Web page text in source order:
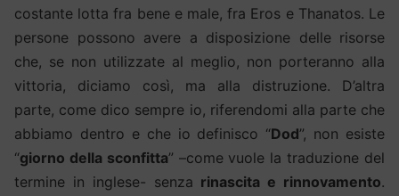
costante lotta fra bene e male, fra Eros e Thanatos. Le
persone possono avere a disposizione delle risorse
che, se non utilizzate al meglio, non porteranno alla
vittoria, diciamo così, ma alla distruzione. D’altra
parte, come dico sempre io, riferendomi alla parte che
abbiamo dentro e che io definisco “Dod”, non esiste
“giorno della sconfitta” –come vuole la traduzione del
termine in inglese- senza rinascita e rinnovamento.